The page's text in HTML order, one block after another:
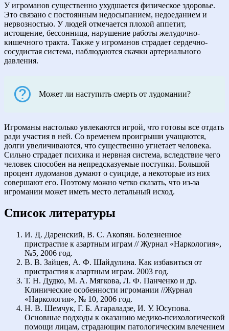
У игроманов существенно ухудшается физическое здоровье.
Это связано с постоянным недосыпанием, недоеданием и
нервозностью. У людей отмечается плохой аппетит,
истощение, бессонница, нарушение работы желудочно-
кишечного тракта. Также у игроманов страдает сердечно-
сосудистая система, наблюдаются скачки артериального
давления.
Может ли наступить смерть от лудомании?
Игроманы настолько увлекаются игрой, что готовы все отдать
ради участия в ней. Со временем проигрыши учащаются,
долги увеличиваются, что существенно угнетает человека.
Сильно страдает психика и нервная система, вследствие чего
человек способен на непредсказуемые поступки. Большой
процент лудоманов думают о суициде, а некоторые из них
совершают его. Поэтому можно четко сказать, что из-за
игромании может иметь место летальный исход.
Список литературы
И. Д. Даренский, В. С. Акопян. Болезненное
пристрастие к азартным играм // Журнал «Наркология»,
№5, 2006 год.
В. В. Зайцев, А. Ф. Шайдулина. Как избавиться от
пристрастия к азартным играм. 2003 год.
Т. Н. Дудко, М. А. Мягкова, Л. Ф. Панченко и др.
Клинические особенности игромании //Журнал
«Наркология», № 10, 2006 год.
Н. В. Шемчук, Г. Б. Агараладзе, И. У. Юсупова.
Основные подходы к оказанию медико-психологической
помощи лицам, страдающим патологическим влечением